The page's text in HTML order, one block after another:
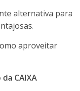
alternativa para
aproveitar
CAIXA